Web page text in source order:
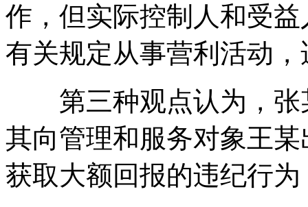
作，但实际控制人和受
有关规定从事营利活动
第三种观点认为，张
其向管理和服务对象王
获取大额回报的违纪行